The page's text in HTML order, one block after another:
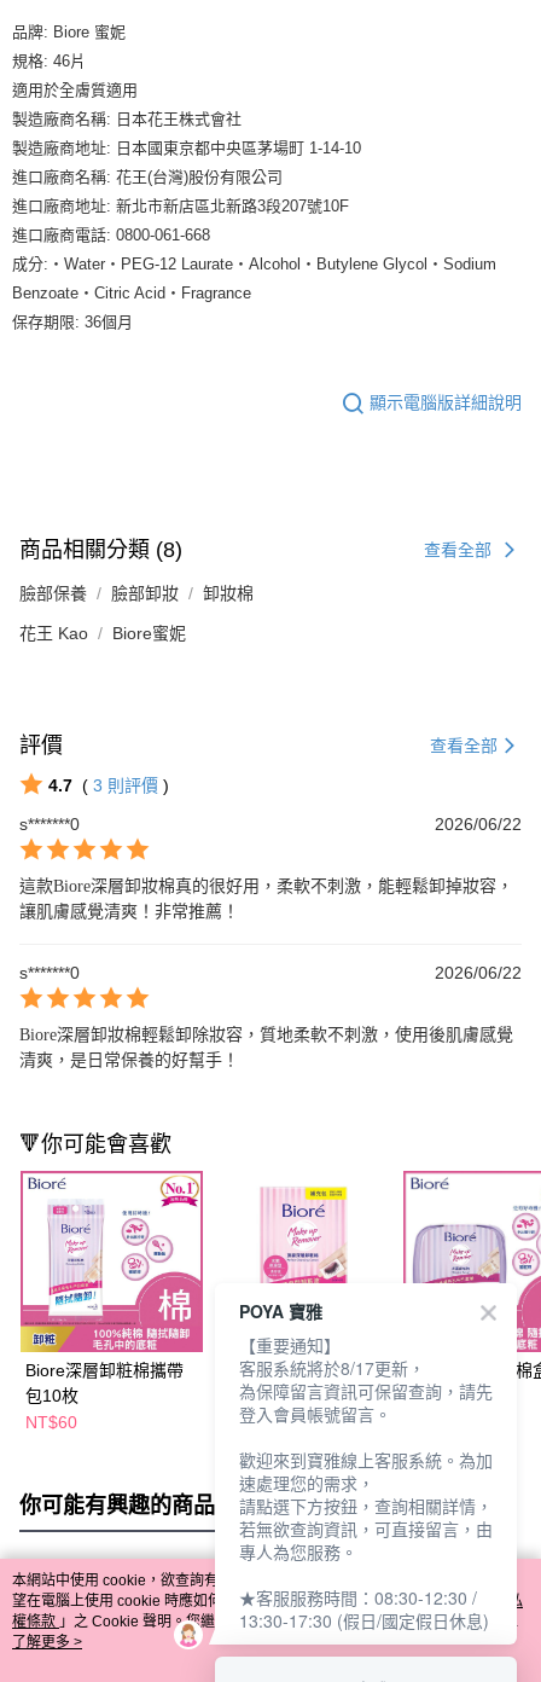
品牌: Biore 蜜妮
規格: 46片
適用於全膚質適用
製造廠商名稱: 日本花王株式會社
製造廠商地址: 日本國東京都中央區茅場町 1-14-10
進口廠商名稱: 花王(台灣)股份有限公司
進口廠商地址: 新北市新店區北新路3段207號10F
進口廠商電話: 0800-061-668
成分:‧Water‧PEG-12 Laurate‧Alcohol‧Butylene Glycol‧Sodium
Benzoate‧Citric Acid‧Fragrance
保存期限: 36個月
顯示電腦版詳細說明
商品相關分類 (8) 查看全部
臉部保養 臉部卸妝 卸妝棉
花王 Kao Biore蜜妮
評價 查看全部
4.7 ( 3 則評價 )
s*******0
2026/06/22
這款Biore深層卸妝棉真的很好用，柔軟不刺激，能輕鬆卸掉妝容，
讓肌膚感覺清爽！非常推薦！
s*******0 2026/06/22
Biore深層卸妝棉輕鬆卸除妝容，質地柔軟不刺激，使用後肌膚感覺
清爽，是日常保養的好幫手！
🔻你可能會喜歡
Biore深層卸粧棉攜帶
包10枚
NT$60
Biore頂級深層卸粧棉
補充包44片-水嫩保濕
NT$129
Biore深層卸粧棉
46枚
你可能有興趣的商品 全站排行
熱門標籤
本網站中使用 cookie，欲查詢有關本網站使用 cookie 方式之詳情，及若您不希
望在電腦上使用 cookie 時應如何變更電腦的 cookie 設定，請參閱本網站「
隱私
權條款 」之 Cookie 聲明。您繼續使用本網站即表示您同意本公司得按本網站使
用條款之 Cookie 聲明使用 cookie。
了解更多 >
POYA 寶雅
【重要通知】
客服系統將於8/17更新，
為保障留言資訊可保留查詢，請先
登入會員帳號留言。
歡迎來到寶雅線上客服系統。為加
速處理您的需求，
請點選下方按鈕，查詢相關詳情，
若無欲查詢資訊，可直接留言，由
專人為您服務。
★客服服務時間：08:30-12:30 /
13:30-17:30 (假日/國定假日休息)